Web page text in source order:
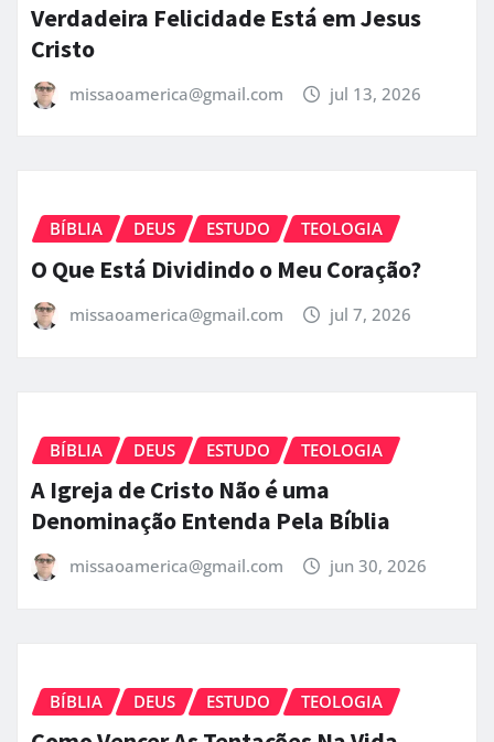
Verdadeira Felicidade Está em Jesus
Cristo
missaoamerica@gmail.com jul 13, 2026
BÍBLIA DEUS ESTUDO TEOLOGIA
O Que Está Dividindo o Meu Coração?
missaoamerica@gmail.com jul 7, 2026
BÍBLIA DEUS ESTUDO TEOLOGIA
A Igreja de Cristo Não é uma
Denominação Entenda Pela Bíblia
missaoamerica@gmail.com jun 30, 2026
BÍBLIA DEUS ESTUDO TEOLOGIA